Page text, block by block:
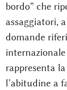
bordo” che
assaggiatori,
domande
rappresenta
l’abitudine a